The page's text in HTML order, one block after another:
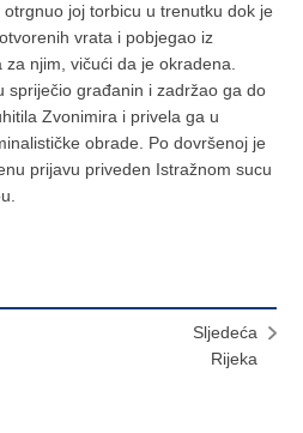
joj torbicu u trenutku dok je
vrata i pobjegao iz
njim, vičući da je okradena.
spriječio građanin i zadržao ga do
Zvonimira i privela ga u
obrade. Po dovršenoj je
prijavu priveden Istražnom sucu
Sljedeća
Rijeka